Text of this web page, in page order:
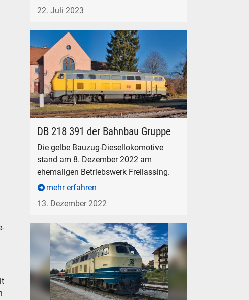
22. Juli 2023
DB 218 391 der Bahnbau Gruppe
Die gelbe Bauzug-Diesellokomotive
stand am 8. Dezember 2022 am
ehemaligen Betriebswerk Freilassing.
mehr erfahren
13. Dezember 2022